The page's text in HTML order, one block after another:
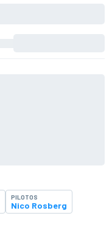
PILOTOS
Nico Rosberg